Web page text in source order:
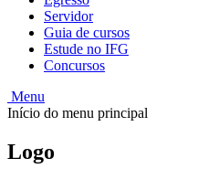
Servidor
Guia de cursos
Estude no IFG
Concursos
Menu
Início do menu principal
Logo